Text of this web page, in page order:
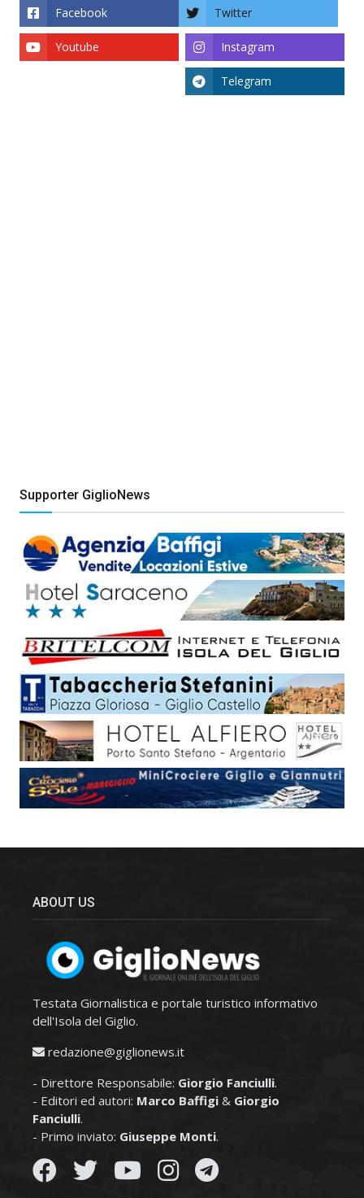
Facebook Twitter
Instagram
Youtube
Telegram
Supporter GiglioNews
ABOUT US
Testata Giornalistica e portale turistico informativo
dell'Isola del Giglio.
redazione@giglionews.it
- Direttore Responsabile: Giorgio Fanciulli.
- Editori ed autori: Marco Baffigi & Giorgio
Fanciulli.
- Primo inviato: Giuseppe Monti.